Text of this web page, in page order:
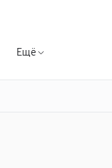
Ещё